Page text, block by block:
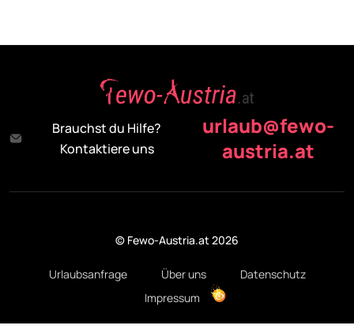
Brauchst du Hilfe?
Kontaktiere uns
urlaub@fewo-
austria.at
© Fewo-Austria.at 2026
Urlaubsanfrage Über uns
Datenschutz
Impressum